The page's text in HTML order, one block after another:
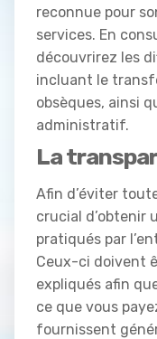
reconnue pour
services. En
découvrirez les
incluant le
obsèques, ainsi
administratif.
La
Afin d’éviter
crucial d’obtenir
pratiqués par
Ceux-ci doivent
expliqués afin
ce que vous
fournissent